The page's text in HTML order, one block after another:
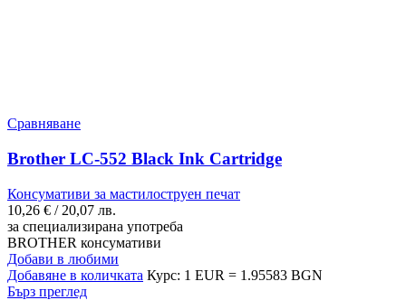
Сравняване
Brother LC-552 Black Ink Cartridge
Консумативи за мастилоструен печат
10,26 € / 20,07 лв.
за специализирана употреба
BROTHER консумативи
Добави в любими
Добавяне в количката Курс: 1 EUR = 1.95583 BGN
Бърз преглед